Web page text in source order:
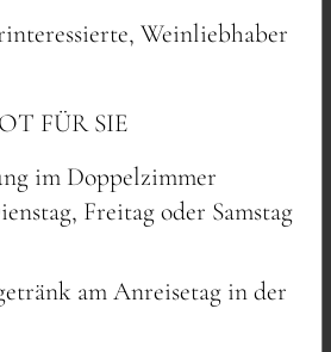
angegebenen Preisen:
30 – 60
+ € 8,00/Pers.
+ € 6,00/Pers.
bei
bis 10 Teilnehmer + €
4,00/Pers.
Weinliebhaber
FÜR SIE
im Doppelzimmer
Freitag oder Samstag
am Anreisetag in der